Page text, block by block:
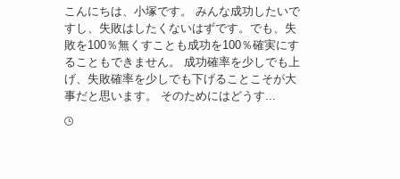
こんにちは、小塚です。 みんな成功したいで
すし、失敗はしたくないはずです。でも、失
敗を100％無くすことも成功を100％確実にす
ることもできません。 成功確率を少しでも上
げ、失敗確率を少しでも下げることこそが大
事だと思います。 そのためにはどうす...